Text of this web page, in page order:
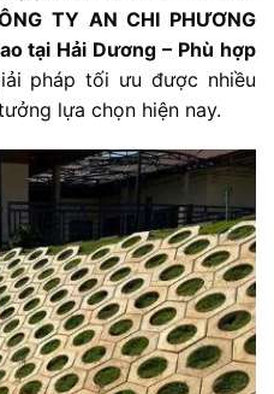
TY AN CHI PHƯƠNG
tại Hải Dương – Phù hợp
pháp tối ưu được nhiều
lựa chọn hiện nay.